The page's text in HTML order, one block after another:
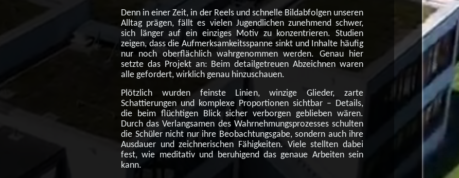
Denn in einer Zeit, in der Reels und schnelle Bildabfolgen unseren
Alltag prägen, fällt es vielen Jugendlichen zunehmend schwer,
sich länger auf ein einziges Motiv zu konzentrieren. Studien
zeigen, dass die Aufmerksamkeitsspanne sinkt und Inhalte häufig
nur noch oberflächlich wahrgenommen werden. Genau hier
setzte das Projekt an: Beim detailgetreuen Abzeichnen waren
alle gefordert, wirklich genau hinzuschauen.
Plötzlich wurden feinste Linien, winzige Glieder, zarte
Schattierungen und komplexe Proportionen sichtbar – Details,
die beim flüchtigen Blick sicher verborgen geblieben wären.
Durch das Verlangsamen des Wahrnehmungsprozesses schulten
die Schüler nicht nur ihre Beobachtungsgabe, sondern auch ihre
Ausdauer und zeichnerischen Fähigkeiten. Viele stellten dabei
fest, wie meditativ und beruhigend das genaue Arbeiten sein
kann.